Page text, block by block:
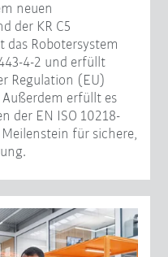
neuen
der KR C5
Robotersystem
4-2 und erfüllt
Regulation (EU)
erfüllt es
der EN ISO 10218-
für sichere,